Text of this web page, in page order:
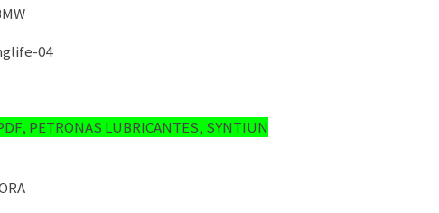
04
PETRONAS LUBRICANTES, SYNTIUN